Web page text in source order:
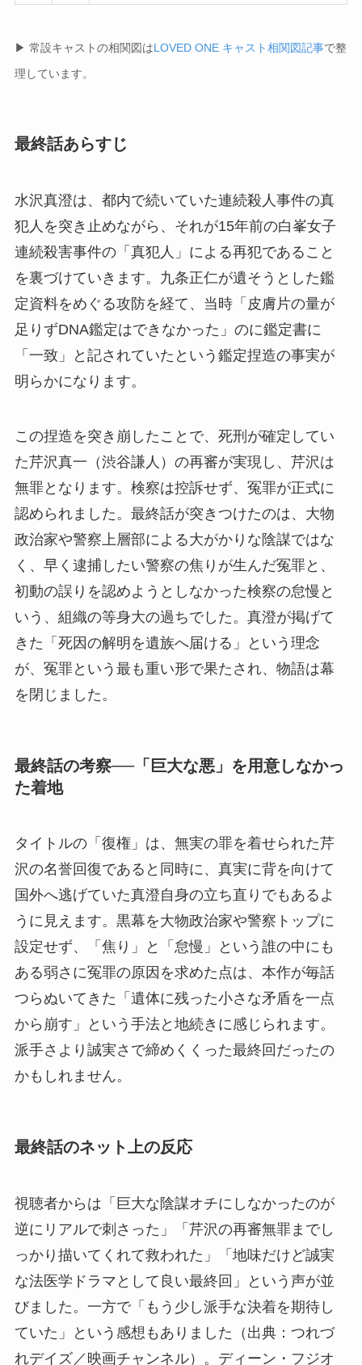
▶ 常設キャストの相関図はLOVED ONE キャスト相関図記事で整
理しています。
最終話あらすじ
水沢真澄は、都内で続いていた連続殺人事件の真
犯人を突き止めながら、それが15年前の白峯女子
連続殺害事件の「真犯人」による再犯であること
を裏づけていきます。九条正仁が遺そうとした鑑
定資料をめぐる攻防を経て、当時「皮膚片の量が
足りずDNA鑑定はできなかった」のに鑑定書に
「一致」と記されていたという鑑定捏造の事実が
明らかになります。
この捏造を突き崩したことで、死刑が確定してい
た芹沢真一（渋谷謙人）の再審が実現し、芹沢は
無罪となります。検察は控訴せず、冤罪が正式に
認められました。最終話が突きつけたのは、大物
政治家や警察上層部による大がかりな陰謀ではな
く、早く逮捕したい警察の焦りが生んだ冤罪と、
初動の誤りを認めようとしなかった検察の怠慢と
いう、組織の等身大の過ちでした。真澄が掲げて
きた「死因の解明を遺族へ届ける」という理念
が、冤罪という最も重い形で果たされ、物語は幕
を閉じました。
最終話の考察──「巨大な悪」を用意しなかっ
た着地
タイトルの「復権」は、無実の罪を着せられた芹
沢の名誉回復であると同時に、真実に背を向けて
国外へ逃げていた真澄自身の立ち直りでもあるよ
うに見えます。黒幕を大物政治家や警察トップに
設定せず、「焦り」と「怠慢」という誰の中にも
ある弱さに冤罪の原因を求めた点は、本作が毎話
つらぬいてきた「遺体に残った小さな矛盾を一点
から崩す」という手法と地続きに感じられます。
派手さより誠実さで締めくくった最終回だったの
かもしれません。
最終話のネット上の反応
視聴者からは「巨大な陰謀オチにしなかったのが
逆にリアルで刺さった」「芹沢の再審無罪までし
っかり描いてくれて救われた」「地味だけど誠実
な法医学ドラマとして良い最終回」という声が並
びました。一方で「もう少し派手な決着を期待し
ていた」という感想もありました（出典：つれづ
れデイズ／映画チャンネル）。ディーン・フジオ